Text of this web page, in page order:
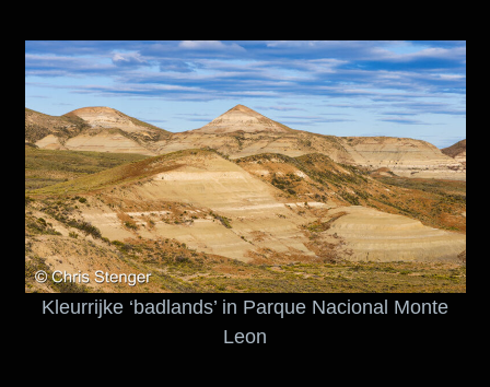
Kleurrijke ‘badlands’ in Parque Nacional Monte
Leon